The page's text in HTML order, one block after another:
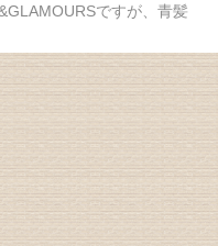
ですが、青髪